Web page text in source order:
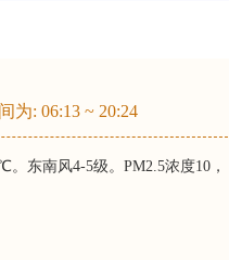
为: 06:13 ~ 20:24
东南风4-5级。PM2.5浓度10，